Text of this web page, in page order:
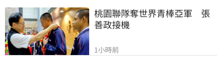
桃園聯隊奪世界青棒亞軍　張
善政接機
1小時前